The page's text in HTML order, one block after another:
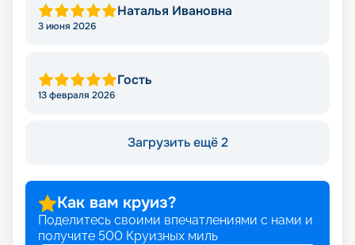
Наталья Ивановна
3 июня 2026
Гость
13 февраля 2026
Загрузить ещё 2
Как вам круиз?
Поделитесь своими впечатлениями с нами и
получите 500 Круизных миль